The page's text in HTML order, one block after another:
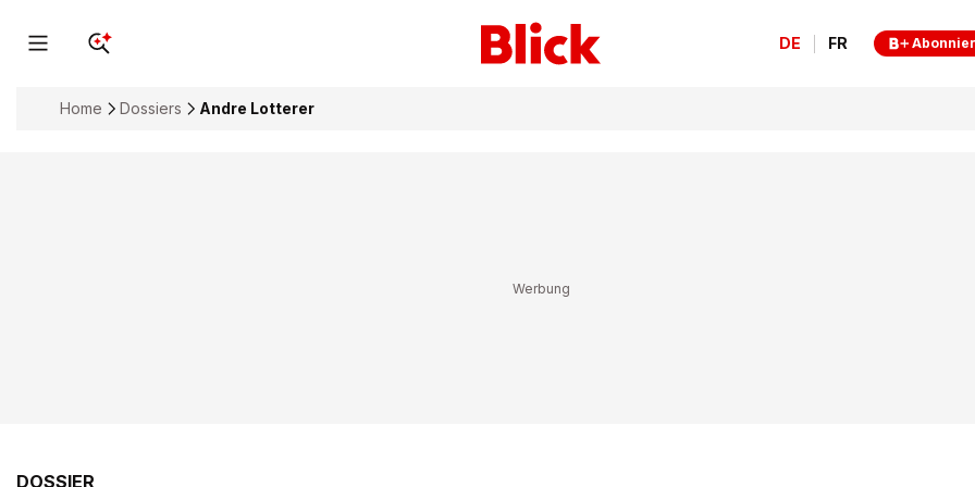
DE FR
Home Dossiers Andre Lotterer
DOSSIER